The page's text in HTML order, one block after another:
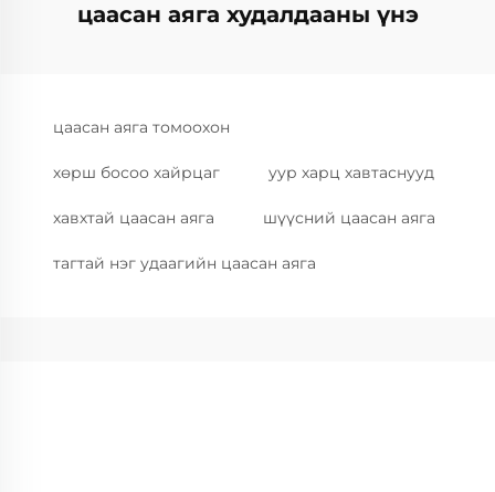
цаасан аяга худалдааны үнэ
цаасан аяга томоохон
хөрш босоо хайрцаг уур харц хавтаснууд
хавхтай цаасан аяга шүүсний цаасан аяга
тагтай нэг удаагийн цаасан аяга